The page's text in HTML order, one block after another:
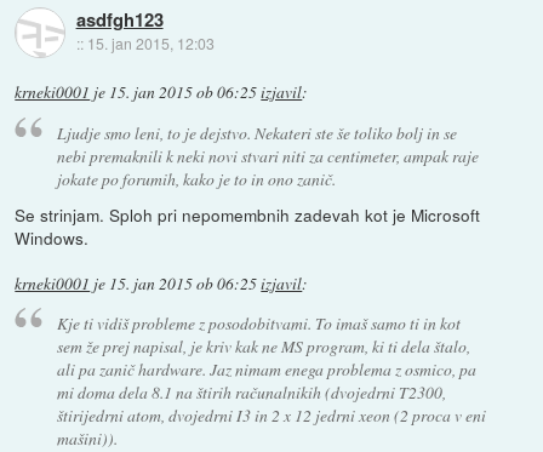
asdfgh123
:: 15. jan 2015, 12:03
krneki0001 je 15. jan 2015 ob 06:25izjavil:
Ljudje smo leni, to je dejstvo. Nekateri ste še toliko bolj in se
nebi premaknili k neki novi stvari niti za centimeter, ampak raje
jokate po forumih, kako je to in ono zanič.
Se strinjam. Sploh pri nepomembnih zadevah kot je Microsoft
Windows.
krneki0001 je 15. jan 2015 ob 06:25izjavil:
Kje ti vidiš probleme z posodobitvami. To imaš samo ti in kot
sem že prej napisal, je kriv kak ne MS program, ki ti dela štalo,
ali pa zanič hardware. Jaz nimam enega problema z osmico, pa
mi doma dela 8.1 na štirih računalnikih (dvojedrni T2300,
štirijedrni atom, dvojedrni I3 in 2 x 12 jedrni xeon (2 proca v eni
mašini)).